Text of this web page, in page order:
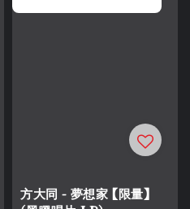
方大同 - 夢想家 【限量】